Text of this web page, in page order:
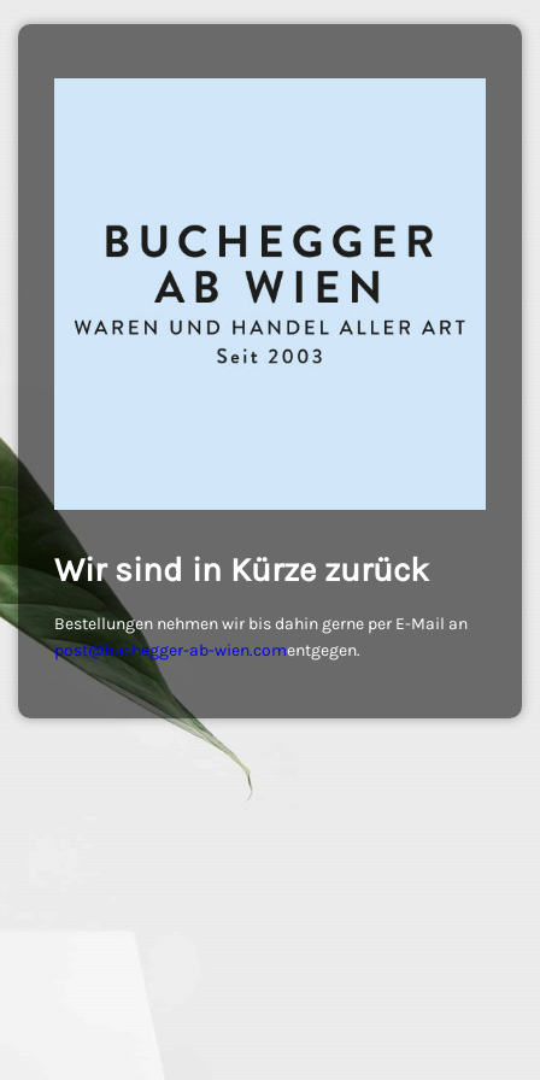
Wir sind in Kürze zurück
Bestellungen nehmen wir bis dahin gerne per E-Mail an
post@buchegger-ab-wien.comentgegen.